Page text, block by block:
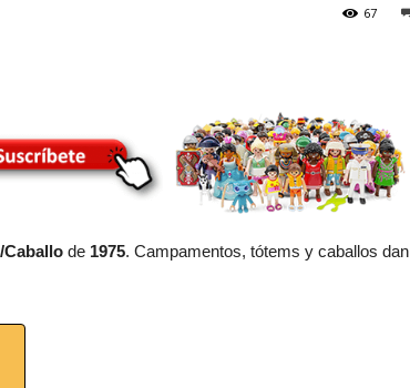
67
de 1975. Campamentos, tótems y caballos dan